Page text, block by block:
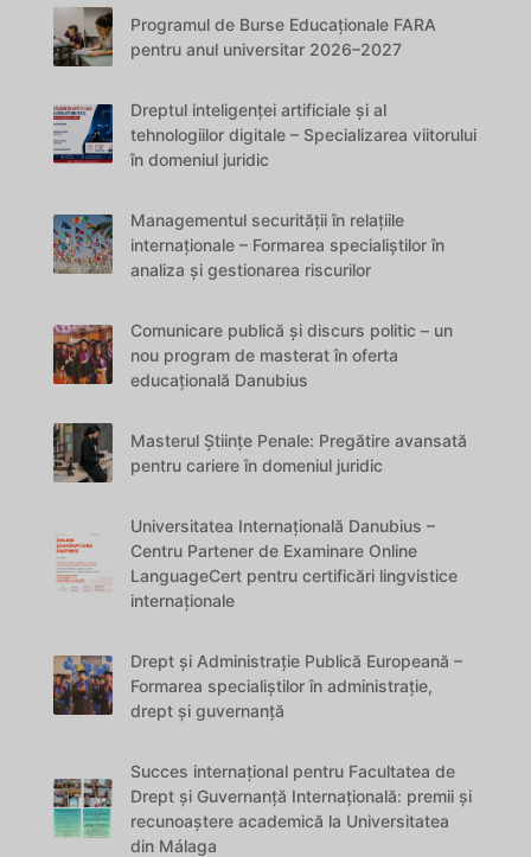
Programul de Burse Educaționale FARA
pentru anul universitar 2026–2027
Dreptul inteligenței artificiale și al
tehnologiilor digitale – Specializarea viitorului
în domeniul juridic
Managementul securității în relațiile
internaționale – Formarea specialiștilor în
analiza și gestionarea riscurilor
Comunicare publică și discurs politic – un
nou program de masterat în oferta
educațională Danubius
Masterul Științe Penale: Pregătire avansată
pentru cariere în domeniul juridic
Universitatea Internațională Danubius –
Centru Partener de Examinare Online
LanguageCert pentru certificări lingvistice
internaționale
Drept și Administrație Publică Europeană –
Formarea specialiștilor în administrație,
drept și guvernanță
Succes internațional pentru Facultatea de
Drept și Guvernanță Internațională: premii și
recunoaștere academică la Universitatea
din Málaga